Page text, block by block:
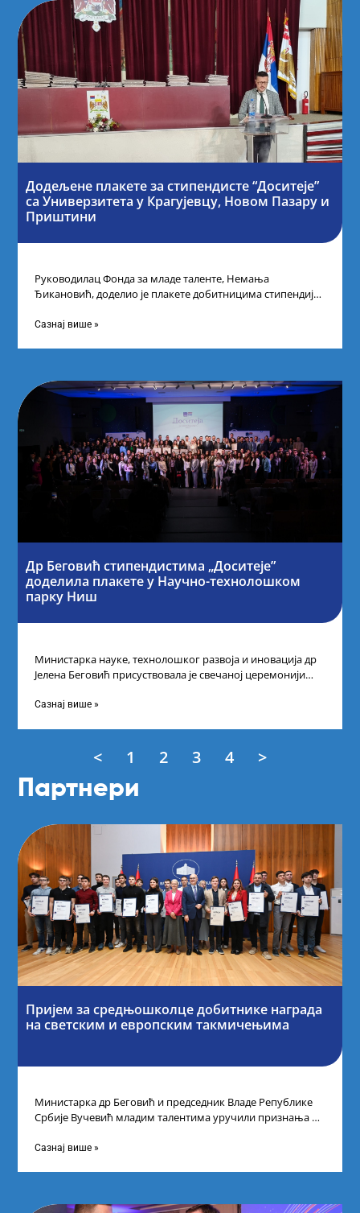
Додељене плакете за стипендисте “Доситеје”
са Универзитета у Крагујевцу, Новом Пазару и
Приштини
Руководилац Фонда за младе таленте, Немања
Ђикановић, доделио је плакете добитницима стипендије
Сазнај више »
Др Беговић стипендистима „Доситеје”
доделила плакете у Научно-технолошком
парку Ниш
Министарка науке, технолошког развоја и иновација др
Јелена Беговић присуствовала је свечаној церемонији
„Доситеја” Фонда
Сазнај више »
< 1 2 3 4 >
Партнери
Пријем за средњошколце добитнике награда
на светским и европским такмичењима
Министарка др Беговић и председник Владе Републике
Србије Вучевић младим талентима уручили признања У
Сазнај више »